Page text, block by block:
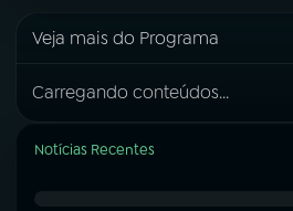
Veja mais do Programa
Carregando conteúdos...
Notícias Recentes